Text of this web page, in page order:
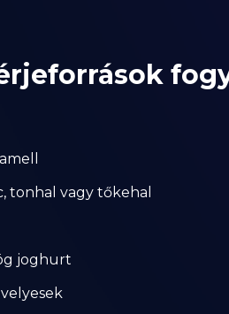
tonhal vagy tőkehal
joghurt